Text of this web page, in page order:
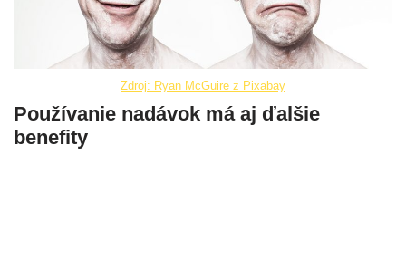
Zdroj: Ryan McGuire z Pixabay
Používanie nadávok má aj ďalšie
benefity